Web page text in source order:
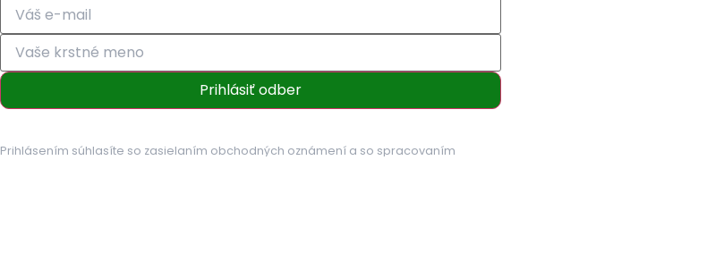
Prihlásiť odber
Prihlásením súhlasíte so zasielaním obchodných oznámení a so spracovaním